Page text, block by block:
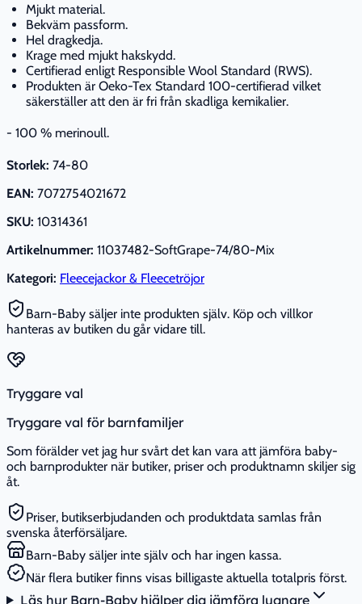
Mjukt material.
Bekväm passform.
Hel dragkedja.
Krage med mjukt hakskydd.
Certifierad enligt Responsible Wool Standard (RWS).
Produkten är Oeko-Tex Standard 100-certifierad vilket
säkerställer att den är fri från skadliga kemikalier.
- 100 % merinoull.
Storlek: 74-80
EAN: 7072754021672
SKU: 10314361
Artikelnummer: 11037482-SoftGrape-74/80-Mix
Kategori: Fleecejackor & Fleecetröjor
Barn-Baby säljer inte produkten själv. Köp och villkor
hanteras av butiken du går vidare till.
Tryggare val
Tryggare val för barnfamiljer
Som förälder vet jag hur svårt det kan vara att jämföra baby-
och barnprodukter när butiker, priser och produktnamn skiljer sig
åt.
Priser, butikserbjudanden och produktdata samlas från
svenska återförsäljare.
Barn-Baby säljer inte själv och har ingen kassa.
När flera butiker finns visas billigaste aktuella totalpris först.
Läs hur Barn-Baby hjälper dig jämföra lugnare